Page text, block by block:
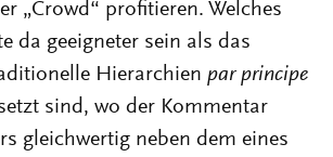
„Crowd“ profitieren. Welches
da geeigneter sein als das
Hierarchien par principe
sind, wo der Kommentar
gleichwertig neben dem eines